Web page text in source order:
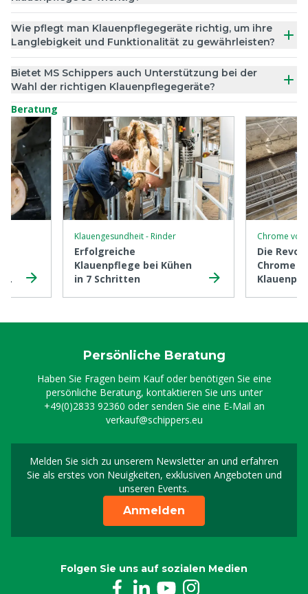
Wie pflegt man Klauenpflegegeräte richtig, um ihre
Langlebigkeit und Funktionalität zu gewährleisten?
Bietet MS Schippers auch Unterstützung bei der
Wahl der richtigen Klauenpflegegeräte?
Beratung
Klauengesundheit - Rinder
Erfolgreiche
Klauenpflege bei Kühen
in 7 Schritten
Chrome von
Die
Chrome
Persönliche Beratung
Haben Sie Fragen beim Kauf oder benötigen Sie eine
persönliche Beratung, kontaktieren Sie uns unter
+49(0)2833 92360 oder senden Sie eine E-Mail an
verkauf@schippers.eu
Melden Sie sich zu unserem Newsletter an und erfahren
Sie als erstes von Neuigkeiten, exklusiven Angeboten und
unseren Events.
Melden Sie sich für
Anmelden
Folgen Sie uns auf sozialen Medien